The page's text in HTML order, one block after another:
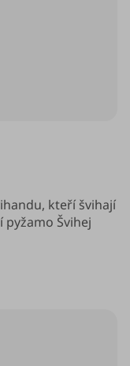
kteří švihají
Švihej